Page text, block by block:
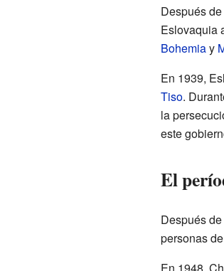
Después
Eslovaquia
Bohemiay
En 1939,
Tiso.
la
este
El
Después
personas
En 1948,